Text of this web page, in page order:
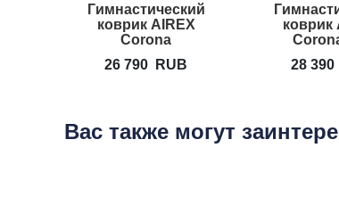
Гимнастический
коврик AIREX
Corona
26 790
RUB
коврик
28 390
Вас также могут